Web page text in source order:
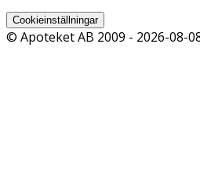
Cookieinställningar
© Apoteket AB 2009 - 2026-08-